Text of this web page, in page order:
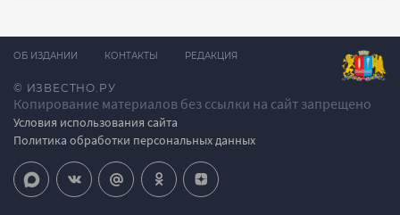
© ИЗВЕСТНО.РУ
Копирование материалов без ссылки на сайт запрещено
Условия использования сайта
Политика обработки персональных данных
ОБ ИЗДАНИИ КОНТАКТЫ РЕДАКЦИЯ